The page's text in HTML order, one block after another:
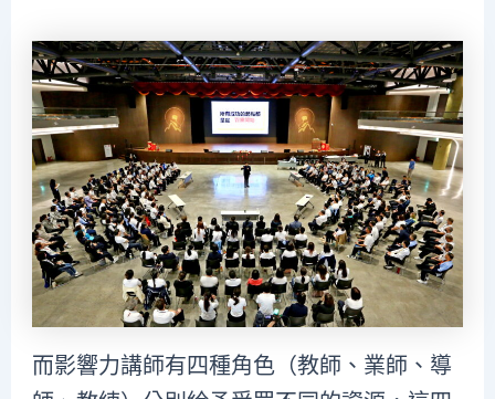
而影響力講師有四種角色（教師、業師、導